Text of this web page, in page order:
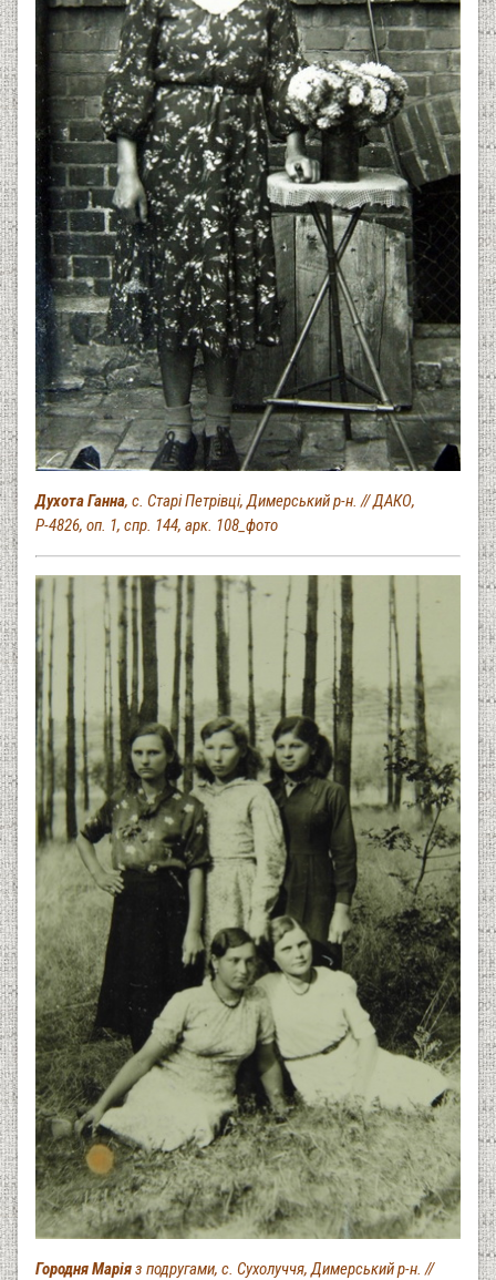
Духота Ганна, с. Старі Петрівці, Димерський р-н. // ДАКО,
Р-4826, оп. 1, спр. 144, арк. 108_фото
Городня Маріяз подругами, с. Сухолуччя, Димерський р-н. //